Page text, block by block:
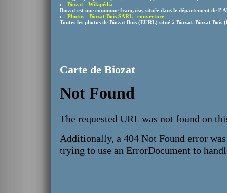
Biozat - Wikipédia
Biozat est une commune française, située dans le département de l'
Photos - Biozat Bois SARL - couverture
Toutes les photos de Biozat Bois (EURL) situé à Biozat. Biozat Bois
Carte de Biozat